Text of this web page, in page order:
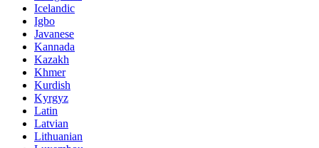
Icelandic
Igbo
Javanese
Kannada
Kazakh
Khmer
Kurdish
Kyrgyz
Latin
Latvian
Lithuanian